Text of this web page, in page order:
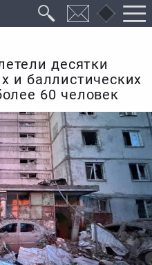
десятки
и баллистических
60 человек